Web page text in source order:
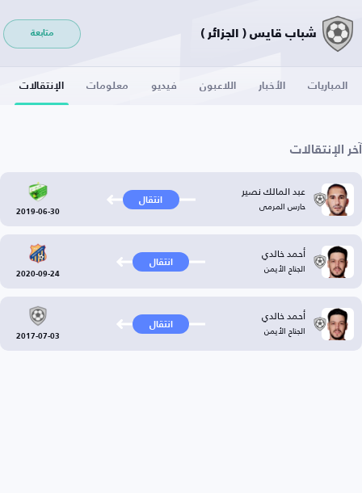
شباب قايس ( الجزائر ) متابعة
المباريات الأخبار اللاعبون فيديو معلومات الإنتقالات
آخر الإنتقالات
عبد المالك نصير
حارس المرمى انتقال
2019-06-30
أحمد خالدي
الجناح الأيمن انتقال
2020-09-24
أحمد خالدي
الجناح الأيمن انتقال
2017-07-03